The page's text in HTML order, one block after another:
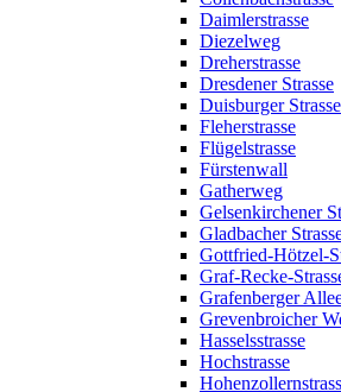
Daimlerstrasse
Diezelweg
Dreherstrasse
Dresdener Strasse
Duisburger Strasse
Fleherstrasse
Flügelstrasse
Fürstenwall
Gatherweg
Gelsenkirchener
Gladbacher
Gottfried-Hötzel-
Graf-Recke-
Grafenberger
Grevenbroicher
Hasselsstrasse
Hochstrasse